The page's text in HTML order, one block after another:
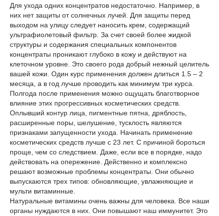
Для ухода одних концентратов недостаточно. Например, в
них нет защиты от солнечных лучей. Для защиты перед
выходом на улицу следует наносить крем, содержащий
ультрафиолетовый фильтр. За счет своей более жидкой
структуры и содержания специальных компонентов
концентраты проникают глубоко в кожу и действуют на
клеточном уровне. Это своего рода добрый нежный целитель
вашей кожи. Один курс применения должен длиться 1.5 – 2
месяца, а в год лучше проводить как минимум три курса.
Полгода после применения можно ощущать благотворное
влияние этих прогрессивных косметических средств.
Оплывший контур лица, пигментные пятна, дряблость,
расширенные поры, шелушение, тусклость являются
признаками запущенности ухода. Начинать применение
косметических средств лучше с 23 лет. С причиной бороться
проще, чем со следствием. Даже, если все в порядке, надо
действовать на опережение. Действенно и комплексно
решают возможные проблемы концентраты. Они обычно
выпускаются трех типов: обновляющие, увлажняющие и
мульти витаминные.
Натуральные витамины очень важны для человека. Все наши
органы нуждаются в них. Они повышают наш иммунитет. Это